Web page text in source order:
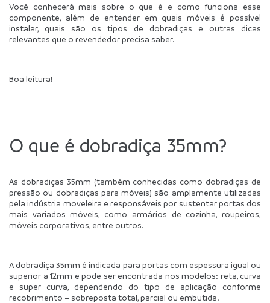
Você conhecerá mais sobre o que é e como funciona esse
componente, além de entender em quais móveis é possível
instalar, quais são os tipos de dobradiças e outras dicas
relevantes que o revendedor precisa saber.
Boa leitura!
O que é dobradiça 35mm?
As dobradiças 35mm (também conhecidas como dobradiças de
pressão ou dobradiças para móveis) são amplamente utilizadas
pela indústria moveleira e responsáveis por sustentar portas dos
mais variados móveis, como armários de cozinha, roupeiros,
móveis corporativos, entre outros.
A dobradiça 35mm é indicada para portas com espessura igual ou
superior a 12mm e pode ser encontrada nos modelos: reta, curva
e super curva, dependendo do tipo de aplicação conforme
recobrimento – sobreposta total, parcial ou embutida.